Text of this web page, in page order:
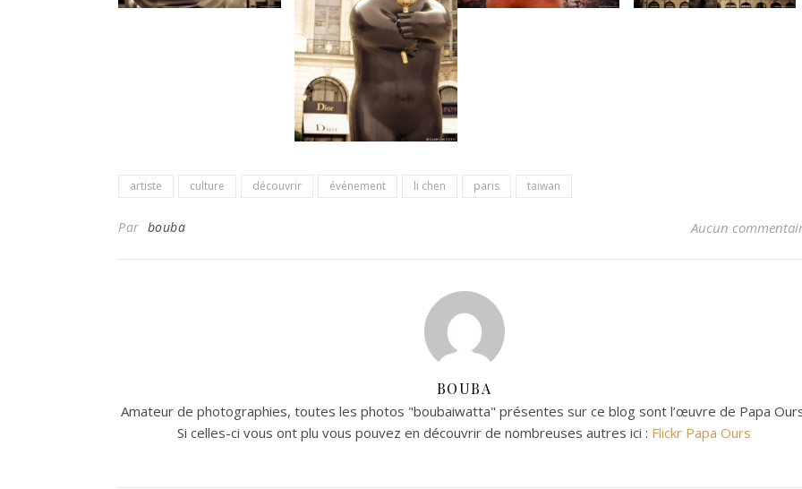
artiste culture découvrir événement li chen paris taiwan
Par bouba Aucun
BOUBA
Amateur de photographies, toutes les photos "boubaiwatta" présentes sur ce blog sont l’œuvre de Papa
Si celles-ci vous ont plu vous pouvez en découvrir de nombreuses autres ici : Flickr Papa Ours